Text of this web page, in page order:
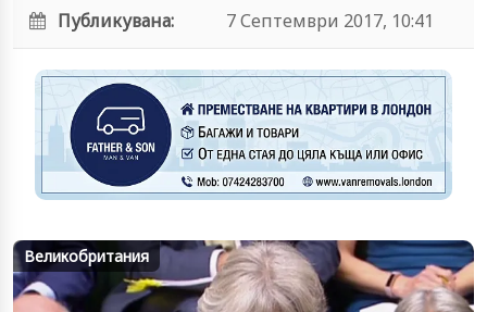
Публикувана:
7 Септември 2017, 10:41
Великобритания